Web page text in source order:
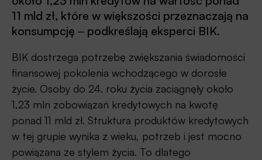
11 mld zł, które w większości przeznaczają na
konsumpcję ‒ podkreślają eksperci BIK.
BIK dostrzega potrzebę zwiększania świadomości
finansowej pokolenia wchodzącego w dorosłe
życie. Osoby do 24. roku życia zaciągnęły około
1,23 mln zobowiązań kredytowych na kwotę
ponad 11 mld zł. Struktura produktów kredytowych
w tej grupie wynika z wieku, potrzeb i jest mocno
powiązana ze stylem życia. To dlatego